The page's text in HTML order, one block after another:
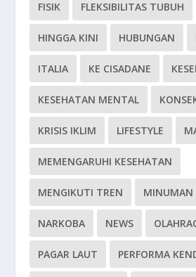
FISIK FLEKSIBILITAS TUBUH
HINGGA KINI HUBUNGAN
ITALIA KE CISADANE
KESEHATAN MENTAL
KRISIS IKLIM LIFESTYLE
MEMENGARUHI KESEHATAN
MENGIKUTI TREN MINUMAN
NARKOBA NEWS
PAGAR LAUT PERFORMA